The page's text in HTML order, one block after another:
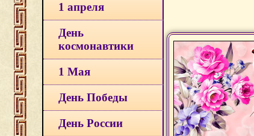
1 апреля
День
космонавтики
1 Мая
День Победы
День России